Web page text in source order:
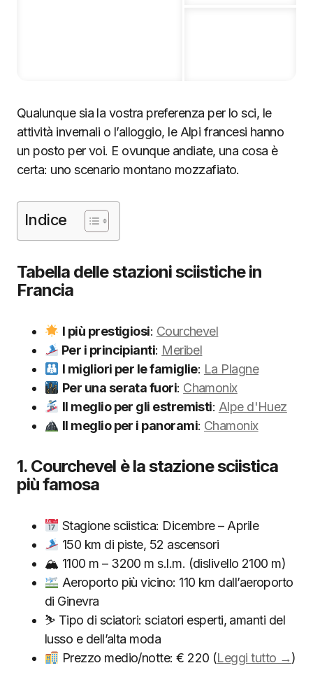
Qualunque sia la vostra preferenza per lo sci, le
attività invernali o l’alloggio, le Alpi francesi hanno
un posto per voi. E ovunque andiate, una cosa è
certa: uno scenario montano mozzafiato.
Indice
Tabella delle stazioni sciistiche in
Francia
I più prestigiosi: Courchevel
Per i principianti: Meribel
I migliori per le famiglie: La Plagne
Per una serata fuori: Chamonix
Il meglio per gli estremisti: Alpe d'Huez
Il meglio per i panorami: Chamonix
1. Courchevel è la stazione sciistica
più famosa
Stagione sciistica: Dicembre – Aprile
150 km di piste, 52 ascensori
🏔 1100 m – 3200 m s.l.m. (dislivello 2100 m)
Aeroporto più vicino: 110 km dall’aeroporto
di Ginevra
⛷ Tipo di sciatori: sciatori esperti, amanti del
lusso e dell’alta moda
Prezzo medio/notte: € 220 (Leggi tutto →)